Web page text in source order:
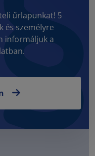
űrlapunkat! 5
és személyre
informáljuk a